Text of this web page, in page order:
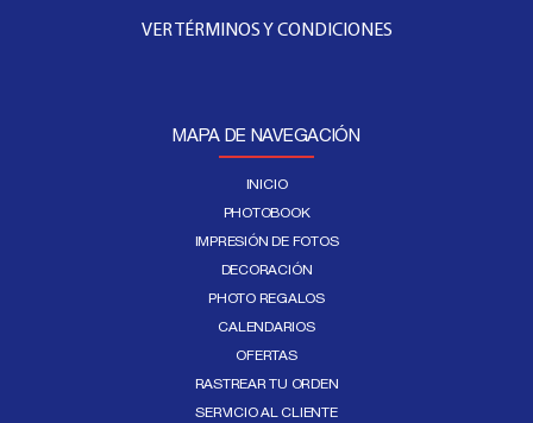
VER TÉRMINOS Y CONDICIONES
MAPA DE NAVEGACIÓN
INICIO
PHOTOBOOK
IMPRESIÓN DE FOTOS
DECORACIÓN
PHOTO REGALOS
CALENDARIOS
OFERTAS
RASTREAR TU ORDEN
SERVICIO AL CLIENTE